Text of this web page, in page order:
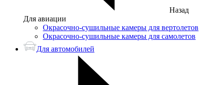
Назад
Для авиации
Окрасочно-сушильные камеры для вертолетов
Окрасочно-сушильные камеры для самолетов
Для автомобилей